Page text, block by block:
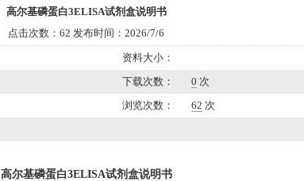
高尔基磷蛋白3ELISA试剂盒说明书
点击次数：62 发布时间：2026/7/6
资料大小：
下载次数： 0 次
浏览次数： 62 次
高尔基磷蛋白3ELISA试剂盒说明书